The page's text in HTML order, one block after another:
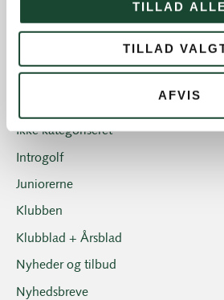
TILLAD
TILLAD
AFVIS
Banearbejde
Eliten
Ikke kategoriseret
Introgolf
Juniorerne
Klubben
Klubblad + Årsblad
Nyheder og tilbud
Nyhedsbreve